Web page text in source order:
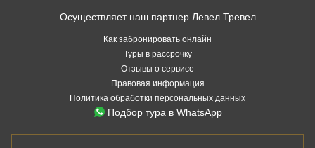
Осуществляет наш партнер Левел Тревел
Как забронировать онлайн
Туры в рассрочку
Отзывы о сервисе
Правовая информация
Политика обработки персональных данных
Подбор тура в WhatsApp